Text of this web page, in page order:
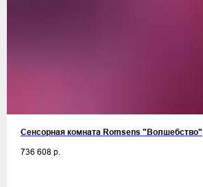
Сенсорная комната Romsens "Волшебство"
736 608 р.